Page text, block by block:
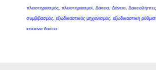
πλειστηριασμός, πλειστηριασμοί, Δάνεια, Δάνειο, Δανειολήπτες
συμβιβασμός, εξωδικαστικός μηχανισμός, εξωδικαστική
κοκκινα δανεια